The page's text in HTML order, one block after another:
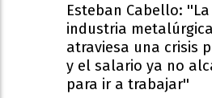
Esteban Cabello: ''La
industria metalúrgica
atraviesa una crisis
y el salario ya no
para ir a trabajar''